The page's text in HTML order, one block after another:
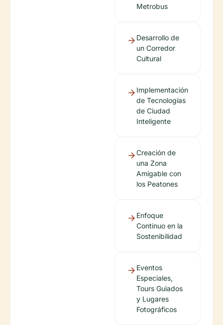
Metrobus
Desarrollo de
un Corredor
Cultural
Implementación
de Tecnologías
de Ciudad
Inteligente
Creación de
una Zona
Amigable con
los Peatones
Enfoque
Continuo en la
Sostenibilidad
Eventos
Especiales,
Tours Guiados
y Lugares
Fotográficos